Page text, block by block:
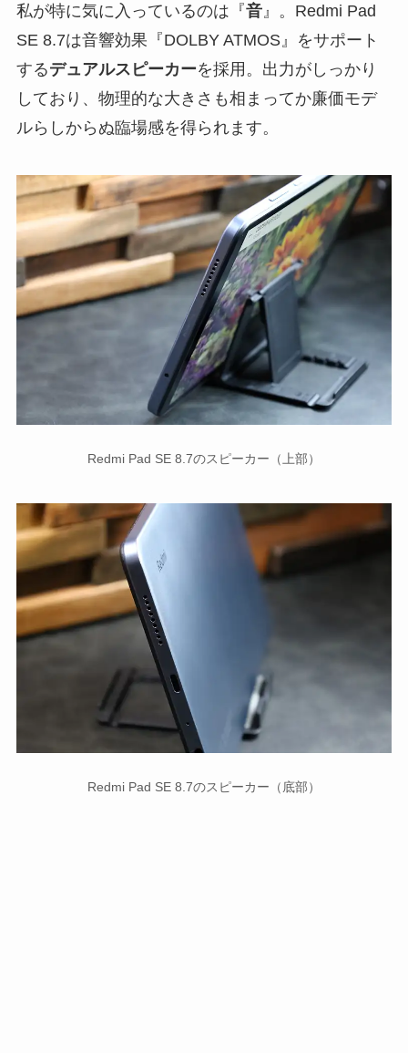
私が特に気に入っているのは『音』。Redmi Pad
SE 8.7は音響効果『DOLBY ATMOS』をサポート
するデュアルスピーカーを採用。出力がしっかり
しており、物理的な大きさも相まってか廉価モデ
ルらしからぬ臨場感を得られます。
Redmi Pad SE 8.7のスピーカー（上部）
Redmi Pad SE 8.7のスピーカー（底部）